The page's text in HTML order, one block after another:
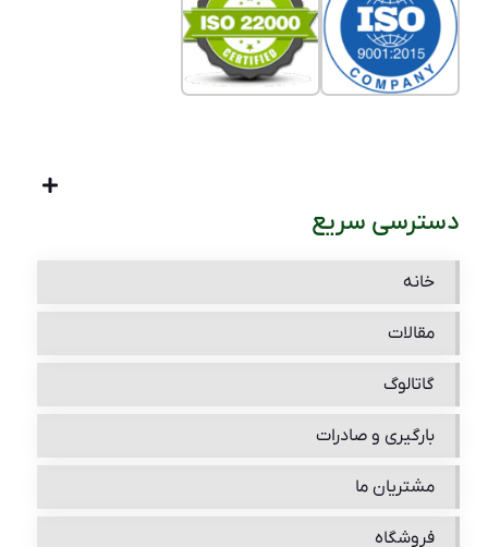
دسترسی سریع
خانه
مقالات
گاتالوگ
بارگیری و صادرات
مشتریان ما
فروشگاه